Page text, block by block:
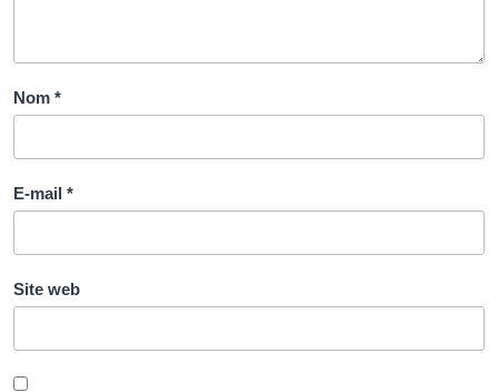
Nom *
E-mail *
Site web